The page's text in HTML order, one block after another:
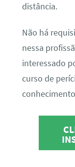
distância.
Não há
nessa
interessado
curso de